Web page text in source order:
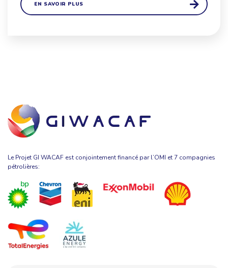
EN SAVOIR PLUS
Le Projet GI WACAF est conjointement financé par l’OMI et 7 compagnies
pétrolières: